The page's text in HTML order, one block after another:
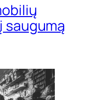
saugumą